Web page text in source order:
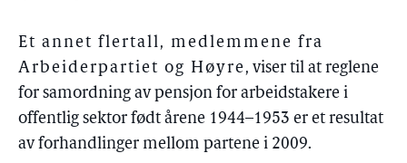
Et annet flertall, medlemmene fra
Arbeiderpartiet og Høyre , viser til at reglene
for samordning av pensjon for arbeidstakere i
offentlig sektor født årene 1944–1953 er et resultat
av forhandlinger mellom partene i 2009.